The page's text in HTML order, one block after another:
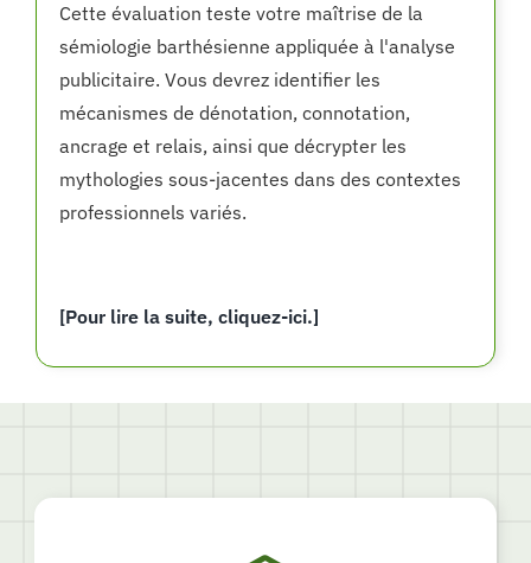
Cette évaluation teste votre maîtrise de la
sémiologie barthésienne appliquée à l'analyse
publicitaire. Vous devrez identifier les
mécanismes de dénotation, connotation,
ancrage et relais, ainsi que décrypter les
mythologies sous-jacentes dans des contextes
professionnels variés.
[Pour lire la suite, cliquez-ici.]